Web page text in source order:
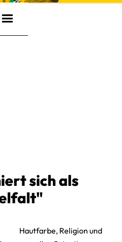
sich als